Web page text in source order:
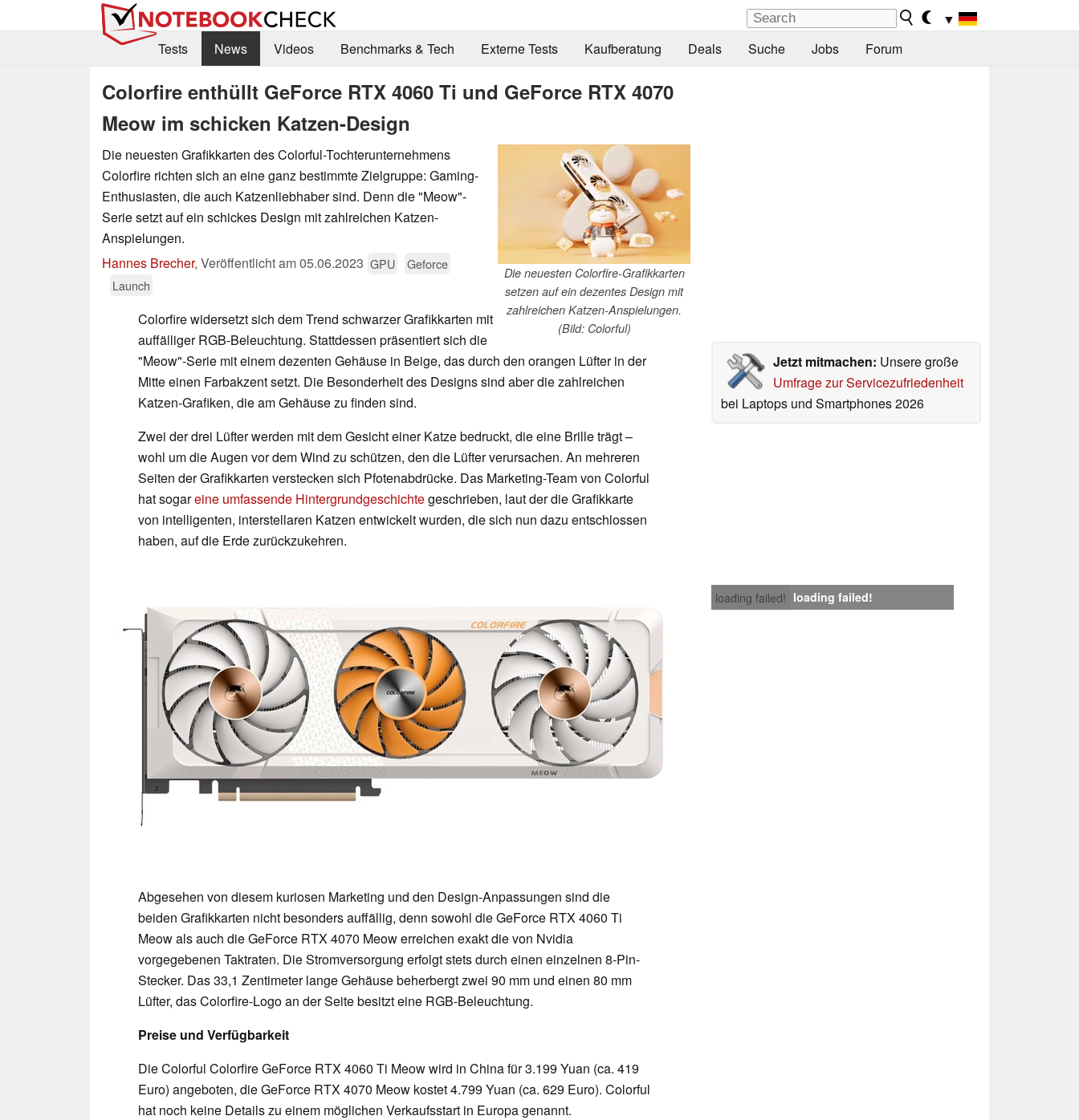
▼
Tests
News Videos Benchmarks & Tech Externe Tests Kaufberatung Deals Suche Jobs Forum
Colorfire enthüllt GeForce RTX 4060 Ti und GeForce RTX 4070
Meow im schicken Katzen-Design
Die neuesten Colorfire-Grafikkarten
setzen auf ein dezentes Design mit
zahlreichen Katzen-Anspielungen.
(Bild: Colorful)
Die neuesten Grafikkarten des Colorful-Tochterunternehmens
Colorfire richten sich an eine ganz bestimmte Zielgruppe: Gaming-
Enthusiasten, die auch Katzenliebhaber sind. Denn die "Meow"-
Serie setzt auf ein schickes Design mit zahlreichen Katzen-
Anspielungen.
Hannes Brecher, Veröffentlicht am05.06.2023 GPU
Geforce
Launch
Jetzt mitmachen: Unsere große
Umfrage zur Servicezufriedenheit
bei Laptops und Smartphones 2026
Colorfire widersetzt sich dem Trend schwarzer Grafikkarten mit
auffälliger RGB-Beleuchtung. Stattdessen präsentiert sich die
"Meow"-Serie mit einem dezenten Gehäuse in Beige, das durch den orangen Lüfter in der
Mitte einen Farbakzent setzt. Die Besonderheit des Designs sind aber die zahlreichen
Katzen-Grafiken, die am Gehäuse zu finden sind.
Zwei der drei Lüfter werden mit dem Gesicht einer Katze bedruckt, die eine Brille trägt –
wohl um die Augen vor dem Wind zu schützen, den die Lüfter verursachen. An mehreren
Seiten der Grafikkarten verstecken sich Pfotenabdrücke. Das Marketing-Team von Colorful
hat sogareine umfassende Hintergrundgeschichtegeschrieben, laut der die Grafikkarte
von intelligenten, interstellaren Katzen entwickelt wurden, die sich nun dazu entschlossen
haben, auf die Erde zurückzukehren.
loading failed! loading failed!
Abgesehen von diesem kuriosen Marketing und den Design-Anpassungen sind die
beiden Grafikkarten nicht besonders auffällig, denn sowohl die GeForce RTX 4060 Ti
Meow als auch die GeForce RTX 4070 Meow erreichen exakt die von Nvidia
vorgegebenen Taktraten. Die Stromversorgung erfolgt stets durch einen einzelnen 8-Pin-
Stecker. Das 33,1 Zentimeter lange Gehäuse beherbergt zwei 90 mm und einen 80 mm
Lüfter, das Colorfire-Logo an der Seite besitzt eine RGB-Beleuchtung.
Preise und Verfügbarkeit
Die Colorful Colorfire GeForce RTX 4060 Ti Meow wird in China für 3.199 Yuan (ca. 419
Euro) angeboten, die GeForce RTX 4070 Meow kostet 4.799 Yuan (ca. 629 Euro). Colorful
hat noch keine Details zu einem möglichen Verkaufsstart in Europa genannt.